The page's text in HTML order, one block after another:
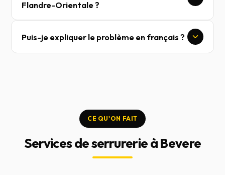
Flandre-Orientale ?
Puis-je expliquer le problème en français ?
CE QU'ON FAIT
Services de serrurerie à Bevere